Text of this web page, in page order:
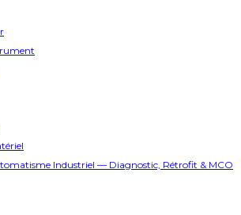
Industriel — Diagnostic, Rétrofit & MCO